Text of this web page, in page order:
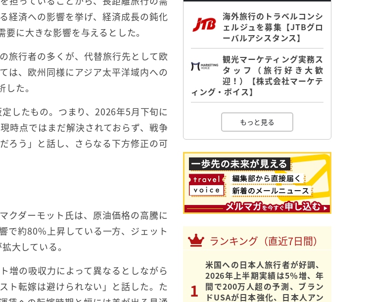
経済への影響を挙げ、経済成長の鈍化
に大きな影響を与えるとした。
旅行者の多くが、代替旅行先として欧
は、欧州同様にアジア太平洋域内への
た。
したもの。つまり、2026年5月下旬に
時点ではまだ解決されておらず、戦争
ろう」と話し、さらなる下方修正の可
クダーモット氏は、原油価格の高騰に
で約80%上昇している一方、ジェット
大している。
増の吸収力によって異なるとしながら
ト転嫁は避けられない」と話した。た
海外旅行のトラベルコンシ
ェルジュを募集【JTBグロ
ーバルアシスタンス】
観光マーケティング実務ス
タッフ（旅行好き大歓
迎！）【株式会社マーケテ
ィング・ボイス】
もっと見る
ランキング（直近7日間）
米国への日本人旅行者が好調、
2026年上半期実績は5％増、年
間で200万人超の予測、ブラン
ドUSAが日本強化、日本人アン